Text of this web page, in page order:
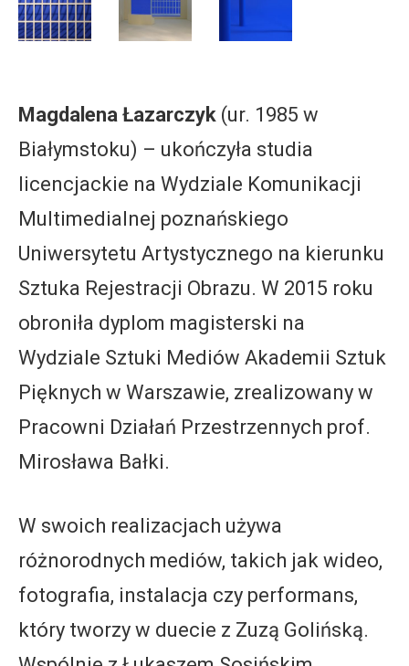
Magdalena Łazarczyk (ur. 1985 w
Białymstoku) – ukończyła studia
licencjackie na Wydziale Komunikacji
Multimedialnej poznańskiego
Uniwersytetu Artystycznego na kierunku
Sztuka Rejestracji Obrazu. W 2015 roku
obroniła dyplom magisterski na
Wydziale Sztuki Mediów Akademii Sztuk
Pięknych w Warszawie, zrealizowany w
Pracowni Działań Przestrzennych prof.
Mirosława Bałki.
W swoich realizacjach używa
różnorodnych mediów, takich jak wideo,
fotografia, instalacja czy performans,
który tworzy w duecie z Zuzą Golińską.